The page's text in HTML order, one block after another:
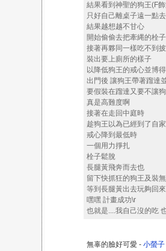
結果看到神聖的狗王(F
只好自己離桌子遠一點
結果越想越不甘心
開始偷偷去把牽縄的栓
接著再夥同一樣吃不到
裝出要上廁所的樣子
以降低狗王的戒心並博
出門後 讓狗王帶著蹓達
要假裝在蹓達又要不讓
真是高難度啊
接著在走回中庭時
趁狗王以為已經到了自
戒心降到最低時
一個用力掙扎
栓子鬆脫
長腿黃飛奔而去也
留下快抓狂的狗王及裝
等到長腿黃出去玩夠回
嘿嘿 計畫成功\r
也就是....我自己沒的吃
無辜的臉好可愛 - 小螢子